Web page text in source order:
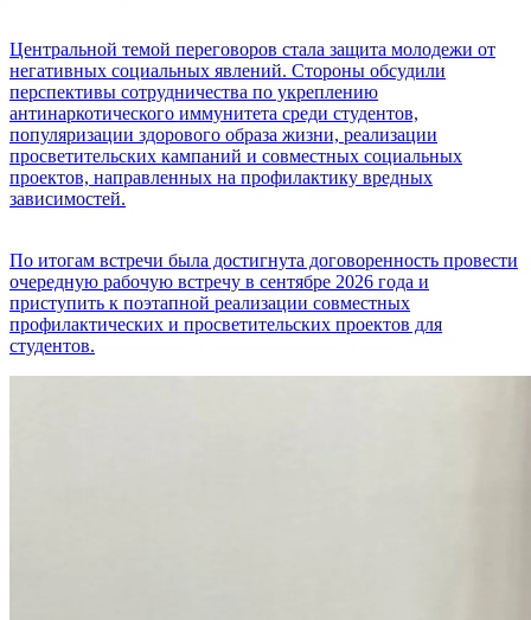
Центральной темой переговоров стала защита молодежи от
негативных социальных явлений. Стороны обсудили
перспективы сотрудничества по укреплению
антинаркотического иммунитета среди студентов,
популяризации здорового образа жизни, реализации
просветительских кампаний и совместных социальных
проектов, направленных на профилактику вредных
зависимостей.
По итогам встречи была достигнута договоренность провести
очередную рабочую встречу в сентябре 2026 года и
приступить к поэтапной реализации совместных
профилактических и просветительских проектов для
студентов.